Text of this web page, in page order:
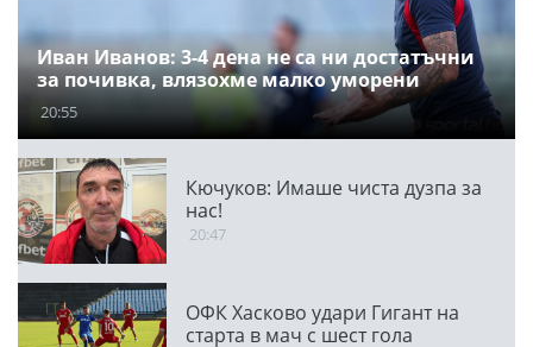
Иван Иванов: 3-4 дена не са ни достатъчни
за почивка, влязохме малко уморени
20:55
Кючуков: Имаше чиста дузпа за
нас!
20:47
ОФК Хасково удари Гигант на
старта в мач с шест гола